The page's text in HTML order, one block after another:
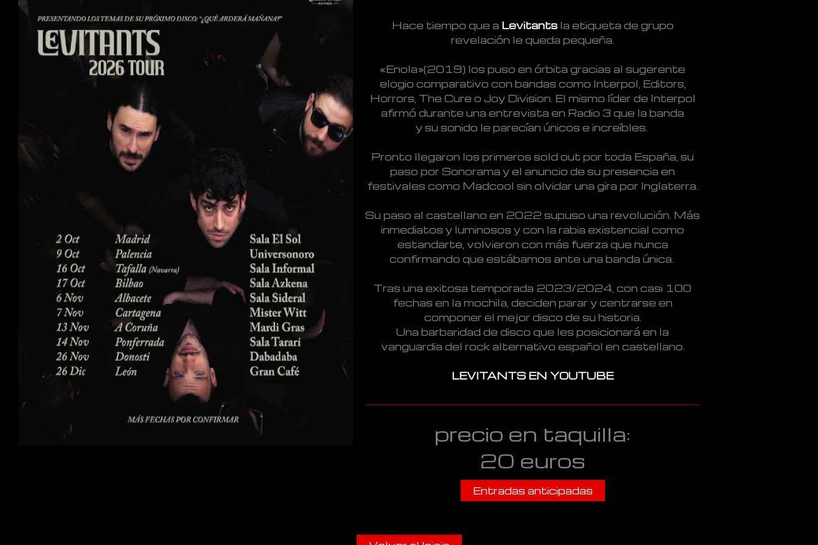
Hace tiempo que a Levitantsla etiqueta de grupo
revelación le queda pequeña.
«Enola»(2019) los puso en órbita gracias al sugerente
elogio comparativo con bandas como Interpol, Editors,
Horrors, The Cure o Joy Division. El mismo líder de Interpol
afirmó durante una entrevista en Radio 3 que la banda
y su sonido le parecían únicos e increíbles.
Pronto llegaron los primeros sold out por toda España, su
paso por Sonorama y el anuncio de su presencia en
festivales como Madcool sin olvidar una gira por Inglaterra.
Su paso al castellano en 2022 supuso una revolución. Más
inmediatos y luminosos y con la rabia existencial como
estandarte, volvieron con más fuerza que nunca
confirmando que estábamos ante una banda única.
Tras una exitosa temporada 2023/2024, con casi 100
fechas en la mochila, deciden parar y centrarse en
componer el mejor disco de su historia.
Una barbaridad de disco que les posicionará en la
vanguardia del rock alternativo español en castellano.
LEVITANTS EN YOUTUBE
precio en taquilla:
20 euros
Entradas anticipadas